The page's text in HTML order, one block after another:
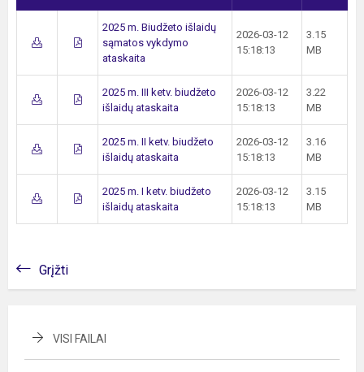
2025 m. Biudžeto išlaidų
sąmatos vykdymo
ataskaita
2026-03-12
15:18:13
3.15
MB
2025 m. III ketv. biudžeto
išlaidų ataskaita
2026-03-12
15:18:13
3.22
MB
2025 m. II ketv. biudžeto
išlaidų ataskaita
2026-03-12
15:18:13
3.16
MB
2025 m. I ketv. biudžeto
išlaidų ataskaita
2026-03-12
15:18:13
3.15
MB
Grįžti
VISI FAILAI